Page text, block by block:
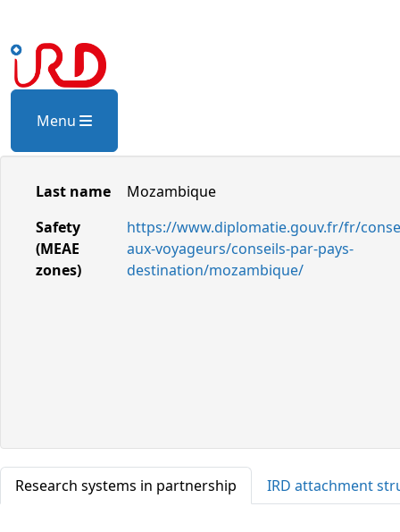
Menu
Last name
Mozambique
Safety
(MEAE
zones)
https://www.diplomatie.gouv.fr/fr/
aux-voyageurs/conseils-par-pays-
destination/mozambique/
Research systems in partnership IRD attachment